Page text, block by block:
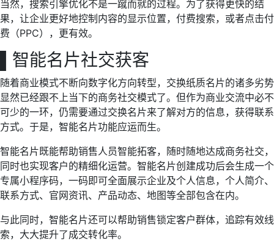
当然，搜索引擎优化不是一蹴而就的过程。为了获得更快的结
果，让企业更好地控制内容的显示位置，付费搜索，或者点击付
费（PPC），更有效。
智能名片社交获客
随着商业模式不断向数字化方向转型，交换纸质名片的诸多劣势
显然已经跟不上当下的商务社交模式了。但作为商业交流中必不
可少的一环，仍需要通过交换名片来了解对方的信息，获得联系
方式。于是，智能名片功能应运而生。
智能名片既能帮助销售人员智能拓客，随时随地达成商务社交，
同时也实现客户的精细化运营。智能名片创建成功后会生成一个
专属小程序码，一码即可全面展示企业及个人信息，个人简介、
联系方式、官网资讯、产品动态、地图等全部包含在内。
与此同时，智能名片还可以帮助销售锁定客户群体，追踪有效线
索，大大提升了成交转化率。